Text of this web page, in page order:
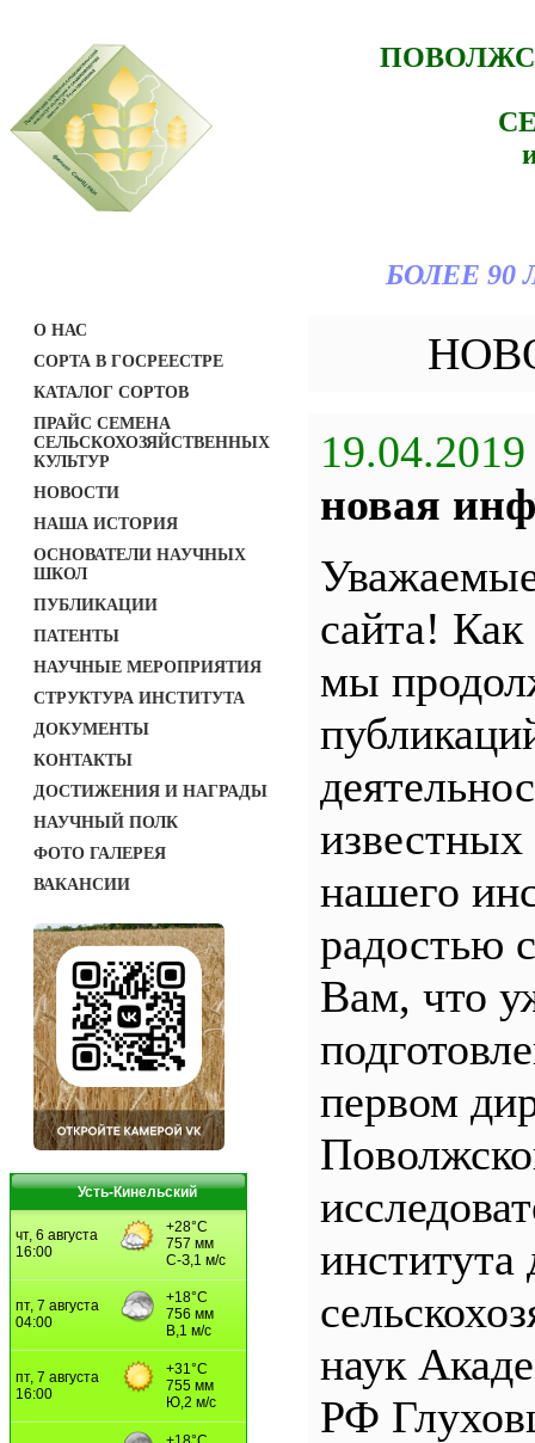
БОЛЕЕ
О НАС
СОРТА В ГОСРЕЕСТРЕ
КАТАЛОГ СОРТОВ
ПРАЙС СЕМЕНА
СЕЛЬСКОХОЗЯЙСТВЕННЫХ
КУЛЬТУР
НОВОСТИ
НАША ИСТОРИЯ
ОСНОВАТЕЛИ НАУЧНЫХ
ШКОЛ
ПУБЛИКАЦИИ
ПАТЕНТЫ
НАУЧНЫЕ МЕРОПРИЯТИЯ
СТРУКТУРА ИНСТИТУТА
ДОКУМЕНТЫ
КОНТАКТЫ
ДОСТИЖЕНИЯ И НАГРАДЫ
НАУЧНЫЙ ПОЛК
ФОТО ГАЛЕРЕЯ
ВАКАНСИИ
Усть-Кинельский
19.04.2019
новая
сайта!
мы
нашего
радостью
Вам, что
первом
института
наук
РФ